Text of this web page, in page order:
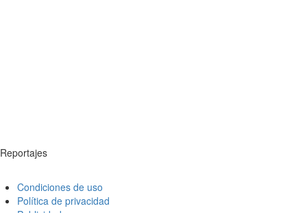
Reportajes
Condiciones de uso
Política de privacidad